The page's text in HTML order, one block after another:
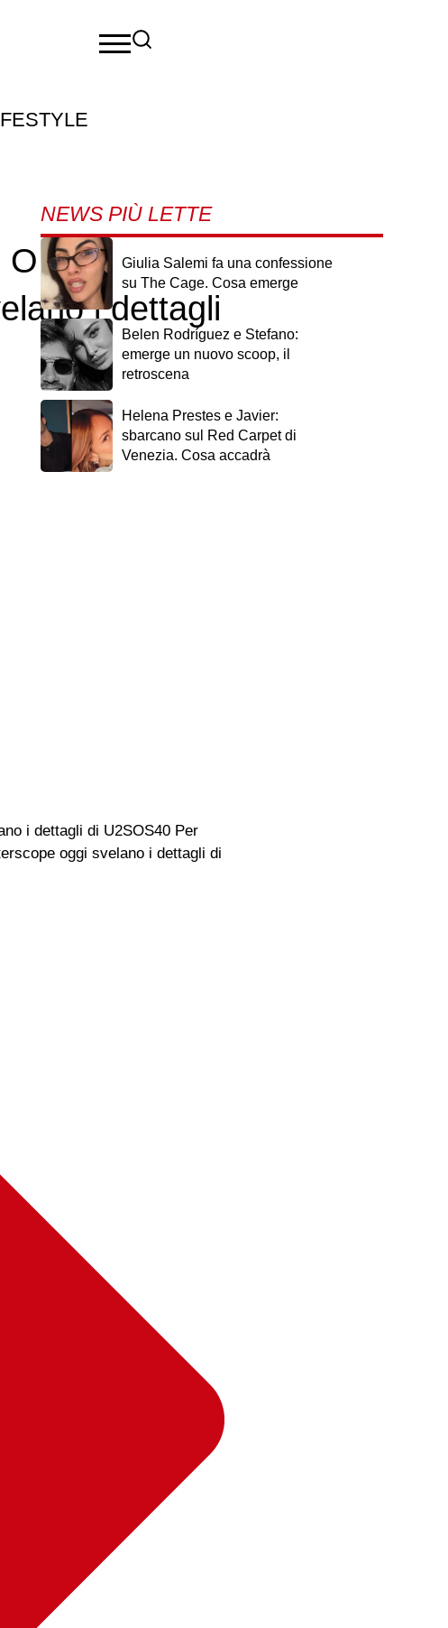
OF
i dettagli
i dettagli di U2SOS40 Per
oggi svelano i dettagli di
NEWS PIÙ LETTE
Giulia Salemi fa una confessione
su The Cage. Cosa emerge
Belen Rodríguez e Stefano:
emerge un nuovo scoop, il
retroscena
Helena Prestes e Javier:
sbarcano sul Red Carpet di
Venezia. Cosa accadrà